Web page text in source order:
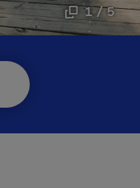
1 / 5
hyperlien s'ouvrira